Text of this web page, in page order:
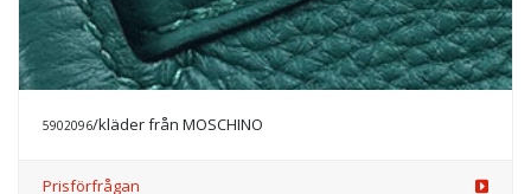
5902096/kläder från MOSCHINO
Prisförfrågan